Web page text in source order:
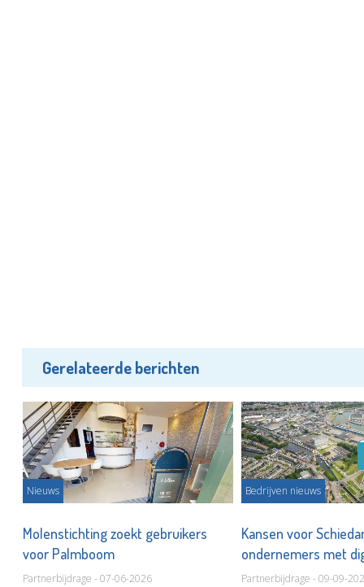
Gerelateerde berichten
Nieuws
Molenstichting zoekt gebruikers
voor Palmboom
Partnerbijdrage - 07-06-2026
Bedrijven nieuws
Kansen voor
ondernemers met
hulpmiddelen
Partnerbijdrage - 09-09-